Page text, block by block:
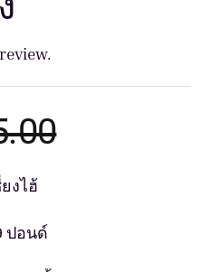
Original
Current
งไฮ้
ปอนด์